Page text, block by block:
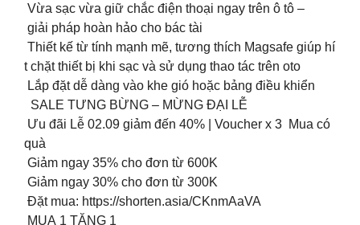
Vừa sạc vừa giữ chắc điện thoại ngay trên ô tô –
giải pháp hoàn hảo cho bác tài
️ Thiết kế từ tính mạnh mẽ, tương thích Magsafe giúp hí
t chặt thiết bị khi sạc và sử dụng thao tác trên oto
️ Lắp đặt dễ dàng vào khe gió hoặc bảng điều khiển
SALE TƯNG BỪNG – MỪNG ĐẠI LỄ
Ưu đãi Lễ 02.09 giảm đến 40% | Voucher x 3 Mua có
quà
️ Giảm ngay 35% cho đơn từ 600K
️ Giảm ngay 30% cho đơn từ 300K
Đặt mua: https://shorten.asia/CKnmAaVA
MUA 1 TẶNG 1